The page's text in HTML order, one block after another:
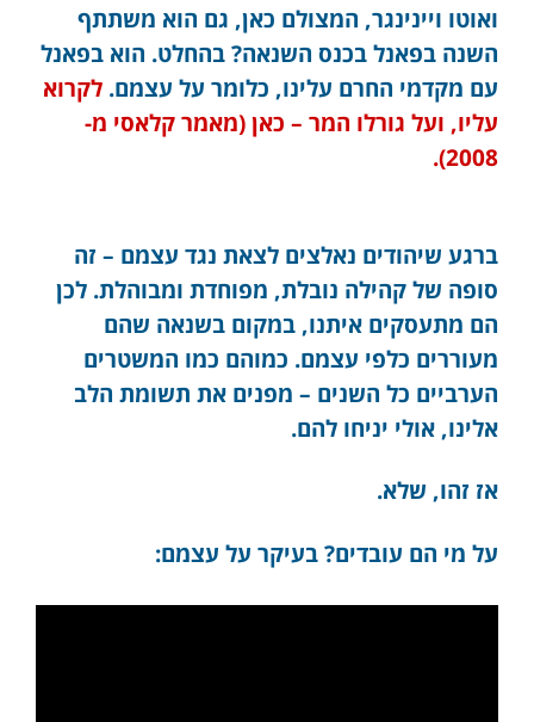
ואוטו ויינינגר, המצולם כאן, גם הוא משתתף
השנה בפאנל בכנס השנאה? בהחלט. הוא בפאנל
עם מקדמי החרם עלינו, כלומר על עצמם. לקרוא
עליו, ועל גורלו המר – כאן (מאמר קלאסי מ-
2008).
ברגע שיהודים נאלצים לצאת נגד עצמם – זה
סופה של קהילה נובלת, מפוחדת ומבוהלת. לכן
הם מתעסקים איתנו, במקום בשנאה שהם
מעוררים כלפי עצמם. כמוהם כמו המשטרים
הערביים כל השנים – מפנים את תשומת הלב
אלינו, אולי יניחו להם.
אז זהו, שלא.
על מי הם עובדים? בעיקר על עצמם: